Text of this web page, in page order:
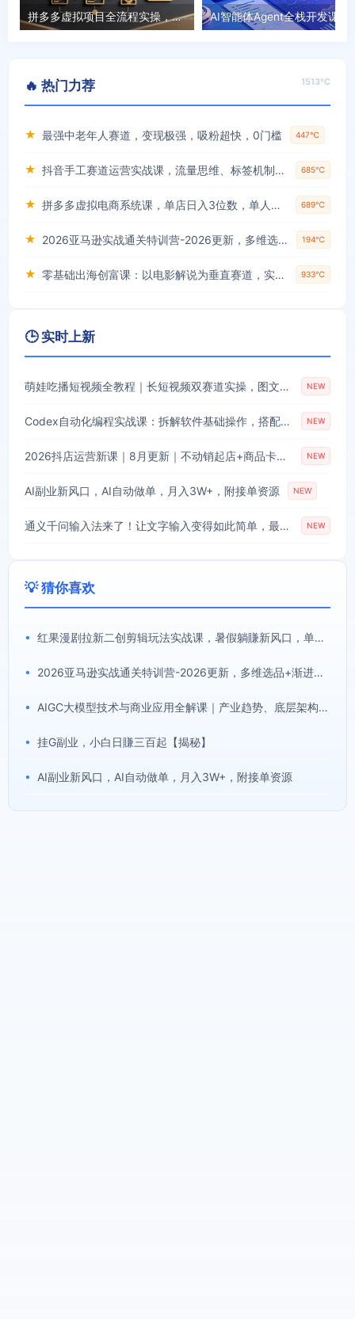
拼多多虚拟项目全流程实操，矩阵放大收益，日入 1K 可复制
🔥 热门力荐 1513℃
★ 最强中老年人赛道，变现极强，吸粉超快，0门槛 447℃
★ 抖音手工赛道运营实战课，流量思维、标签机制、垂直定位，解决不起号难题，单月变现破3万 685℃
★ 拼多多虚拟电商系统课，单店日入3位数，单人可管理3-8家店【附货源】 689℃
★ 2026亚马逊实战通关特训营-2026更新，多维选品+渐进式打法+AI应用，从0到1打造盈利店铺 194℃
★ 零基础出海创富课：以电影解说为垂直赛道，实现不出国门赚美金的目标 933℃
🕒 实时上新
萌娃吃播短视频全教程｜长短视频双赛道实操，图文+视频零基础保姆式教学，伙伴计划-收徒-商单等多种变现方式 NEW
Codex自动化编程实战课：拆解软件基础操作，搭配实用插件快速掌握AI代码编写能力 NEW
2026抖店运营新课｜8月更新｜不动销起店+商品卡爆发｜达人玩法+店群批量复制｜轻松玩转抖音小店全域流量 NEW
AI副业新风口，AI自动做单，月入3W+，附接单资源 NEW
通义千问输入法来了！让文字输入变得如此简单，最快300字/分，AI自动润色，说话秒变工整文字 NEW
💡 猜你喜欢
• 红果漫剧拉新二创剪辑玩法实战课，暑假躺賺新风口，单个新用户佣金7米，日入4位数(更新0808)
• 2026亚马逊实战通关特训营-2026更新，多维选品+渐进式打法+AI应用，从0到1打造盈利店铺
• AIGC大模型技术与商业应用全解课｜产业趋势、底层架构、MaaS商业模式、全行业场景落地实战教程
• 挂G副业，小白日賺三百起【揭秘】
• AI副业新风口，AI自动做单，月入3W+，附接单资源